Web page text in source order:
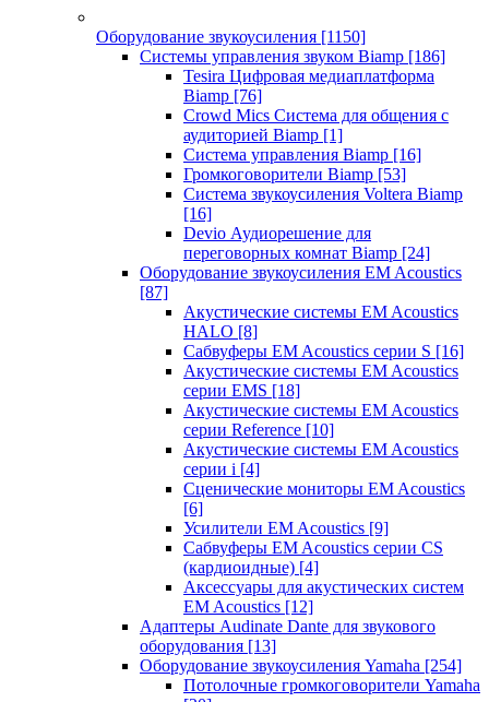
Оборудование звукоусиления [1150]
Системы управления звуком Biamp [186]
Tesira Цифровая медиаплатформа
Biamp [76]
Crowd Mics Система для общения с
аудиторией Biamp [1]
Система управления Biamp [16]
Громкоговорители Biamp [53]
Система звукоусиления Voltera Biamp
[16]
Devio Аудиорешение для
переговорных комнат Biamp [24]
Оборудование звукоусиления EM Acoustics
[87]
Акустические системы EM Acoustics
HALO [8]
Сабвуферы EM Acoustics серии S [16]
Акустические системы EM Acoustics
серии EMS [18]
Акустические системы EM Acoustics
серии Reference [10]
Акустические системы EM Acoustics
серии i [4]
Сценические мониторы EM Acoustics
[6]
Усилители EM Acoustics [9]
Сабвуферы EM Acoustics серии CS
(кардиоидные) [4]
Аксессуары для акустических систем
EM Acoustics [12]
Адаптеры Audinate Dante для звукового
оборудования [13]
Оборудование звукоусиления Yamaha [254]
Потолочные громкоговорители Yamaha